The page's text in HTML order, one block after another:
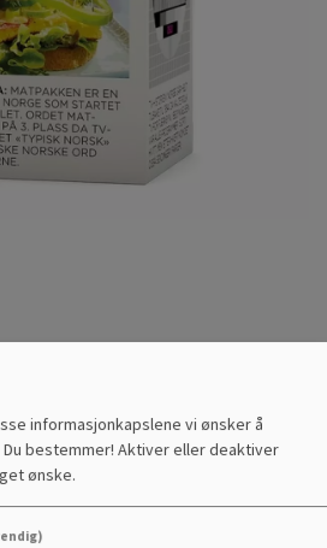
1%
informasjonkapslene vi ønsker å
bestemmer! Aktiver eller deaktiver
ønske.